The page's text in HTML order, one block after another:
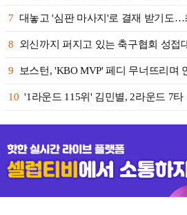
7 대놓고 '심판 마사지'로 결재 받기도
8 외신까지 퍼지고 있는 축구협회 성
9 보스턴, 'KBO MVP' 페디 무너뜨리며
10 '1라운드 115위' 김민별, 2라운드 7